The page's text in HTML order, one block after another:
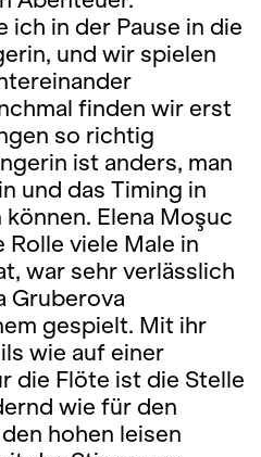
ich in der Pause in die
und wir spielen
finden wir erst
so richtig
ist anders, man
und das Timing in
Elena Moşuc
Rolle viele Male in
war sehr verlässlich
Gruberova
gespielt. Mit ihr
wie auf einer
die Flöte ist die Stelle
wie für den
hohen leisen